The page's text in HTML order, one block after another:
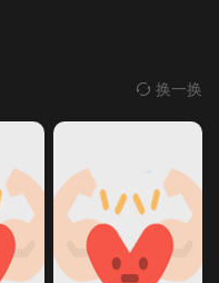
换一换